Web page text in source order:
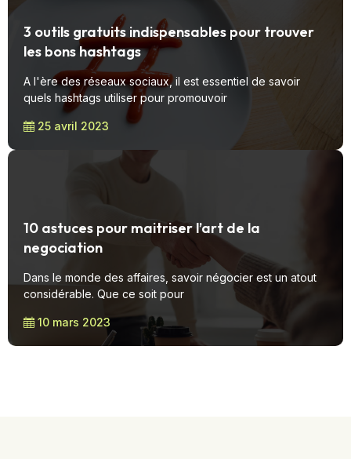
3 outils gratuits indispensables pour trouver
les bons hashtags
A l'ère des réseaux sociaux, il est essentiel de savoir
quels hashtags utiliser pour promouvoir
25 avril 2023
10 astuces pour maitriser l’art de la
negociation
Dans le monde des affaires, savoir négocier est un atout
considérable. Que ce soit pour
10 mars 2023